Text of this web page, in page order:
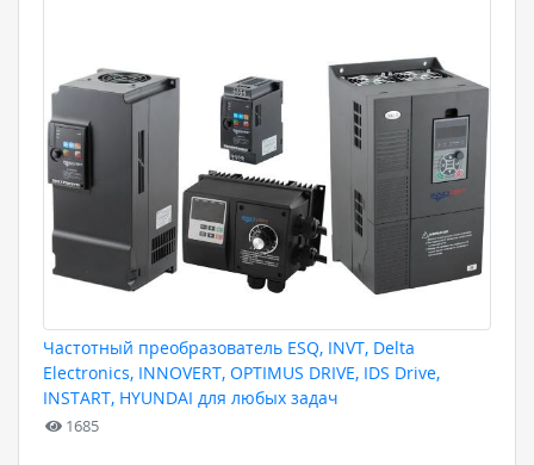
Частотный преобразователь ESQ, INVT, Delta
Electronics, INNOVERT, OPTIMUS DRIVE, IDS Drive,
INSTART, HYUNDAI для любых задач
1685